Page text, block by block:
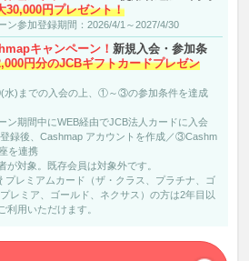
30,000円プレゼント！
ン参加登録期間：2026/4/1～2027/4/30
キャンペーン！新規入会・参加条
円分のJCBギフトカードプレゼン
水)までの入会の上、①～③の参加条件を達成
ン期間中にWEB経由でJCB法人カードに入会
録後、Cashmap アカウントを作成／③Cashm
を連携
が対象。既存会員は対象外です。
プレミアムカード（ザ・クラス、プラチナ、ゴ
レミア、ゴールド、ネクサス）の方は2年目以
利用いただけます。